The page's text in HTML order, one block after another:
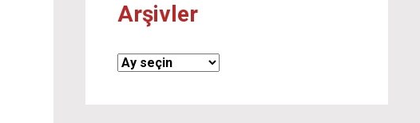
Arşivler
Arşivler